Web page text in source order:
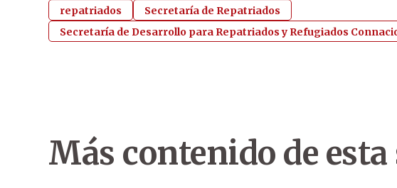
repatriados
Secretaría de Repatriados
Secretaría de Desarrollo para Repatriados y Refugiados
Más contenido de